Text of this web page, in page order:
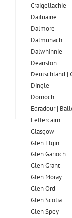
Craigellachie
Dailuaine
Dalmore​
Dalmunach
Dalwhinnie
Deanston
Deutschland |
Dingle
Dornoch
Edradour |
Fettercairn
Glasgow
Glen Elgin
Glen Garioch
Glen Grant
Glen Moray
Glen Ord
Glen Scotia
Glen Spey